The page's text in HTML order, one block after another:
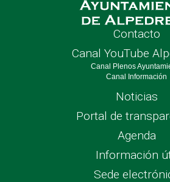
Contacto
Canal YouTube
Canal Plenos
Canal Información
Noticias
Portal de
Agenda
Información
Sede